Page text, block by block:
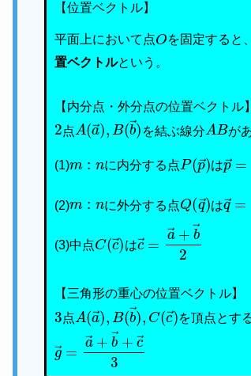
【位置ベクトル】
平面上において点
O
を固定すると
置ベクトルという。
【内分点・外分点の位置ベクトル】
2
点
A (a→ ),B(b → )
を結ぶ線分
A B
が
(1) に内分する点
P(p→)
は
p
(2) に外分する点
Q(q→ )
は
q
(3)中点
C(c→)
は
c =a → +
【三角形の重心の位置ベクトル】
3
点
A (a→ ),B(b →),C ( c→ )
を頂点とす
g =a → + b→